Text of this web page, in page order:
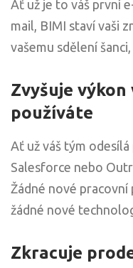
Ať už je to váš první
mail, BIMI staví vaši
vašemu sdělení
Zvyšuje
používáte
Ať už váš tým
Salesforce nebo
Žádné nové pracovní
žádné nové
Zkracuje